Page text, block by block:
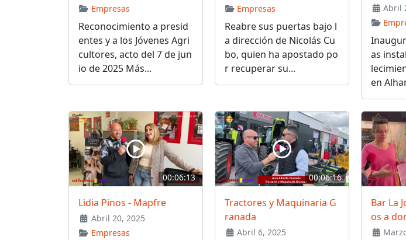
Empresas
Reconocimiento a presid
entes y a los Jóvenes Agri
cultores, acto del 7 de jun
io de 2025 Más...
Empresas
Reabre sus puertas bajo l
a dirección de Nicolás Cu
bo, quien ha apostado po
r recuperar su...
Abril
as
en
00:06:13
Lidia Pinos - Mapfre
Abril 20, 2025
Empresas
00:06:16
Tractores y Maquinaria G
ranada
Abril 6, 2025
Bar La
os a